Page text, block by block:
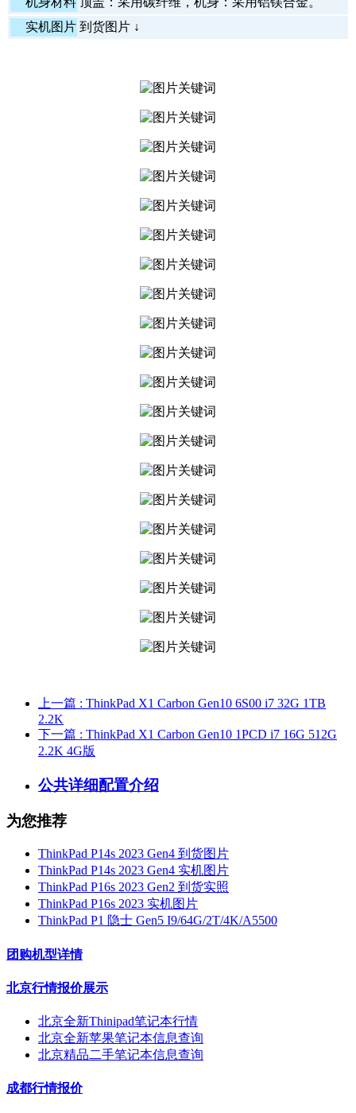
实机图片 到货图片 ↓
上一篇 : ThinkPad X1 Carbon Gen10 6S00 i7 32G 1TB
2.2K
下一篇 : ThinkPad X1 Carbon Gen10 1PCD i7 16G 512G
2.2K 4G版
公共详细配置介绍
为您推荐
ThinkPad P14s 2023 Gen4 到货图片
ThinkPad P14s 2023 Gen4 实机图片
ThinkPad P16s 2023 Gen2 到货实照
ThinkPad P16s 2023 实机图片
ThinkPad P1 隐士 Gen5 I9/64G/2T/4K/A5500
团购机型详情
北京行情报价展示
北京全新Thinipad笔记本行情
北京全新苹果笔记本信息查询
北京精品二手笔记本信息查询
成都行情报价